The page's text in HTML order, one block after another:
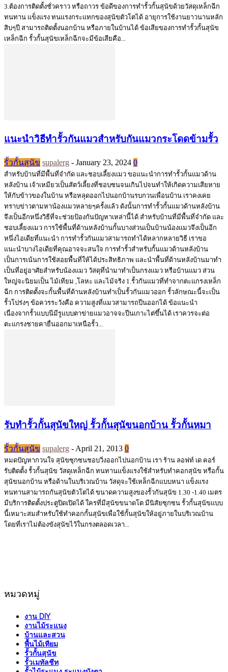
3.ต้องการติดตั้งชั่วคราว หรือถาวร ข้อดีของการทำรั้วกั้นสุนัขด้วยวัสดุเหล็กฉีก
ทนทาน แข็งแรง ทนแรงกระแทกของสุนัขตัวโตได้ อายุการใช้งานยาวนานหลัก
สิบๆปี สามารถติดตั้งนอกบ้าน หรือภายในบ้านได้ ข้อเสียของการทำรั้วกั้นสุนัข
เหล็กฉีก รั้วกั้นสุนัขเหล็กฉีกจะมีข้อเสียคือ...
แนะนำวิธีทำรั้วกันแมวสำหรับกันแมวกระโดดข้ามรั้ว
รั้วกั้นสุนัข supalerg - January 23, 2024 0
สำหรับบ้านที่มีพื้นที่จำกัด และชอบเลี้ยงแมว ขอแนะนำการทำรั้วกั้นแมวด้าน
หลังบ้าน เจ้าเหมียวเป็นสัตว์เลี้ยงที่ชอบซนจนเกินไปจนทำให้เกิดความเสียหาย
ให้กับข้าวของในบ้าน หรือหลุดออกไปนอกบ้านรบกวนเพื่อนบ้าน เราคงเคย
ทราบข่าวตามหาน้องแมวหลายๆครั้งแล้ว ดังนั้นการทำรั้วกั้นแมวด้านหลังบ้าน
จึงเป็นอีกหนึ่งวิธีที่จะช่วยป้องกันปัญหาเหล่านี้ได้ สำหรับบ้านที่มีพื้นที่จำกัด และ
ชอบเลี้ยงแมว การใช้พื้นที่ด้านหลังบ้านกั้นบางส่วนเป็นบ้านน้องแมวจึงเป็นอีก
หนึ่งไอเดียที่แนะนำ การทำรั้วกันแมวสามารถทำได้หลากหลายวิธี เราขอ
แนะนำบางไอเดียที่คุณอาจจะสนใจ การทำรั้วสำหรับกั้นแมวด้านหลังบ้าน
เป็นการเน้นการใช้สอยพื้นที่ให้ได้ประสิทธิภาพ และนำพื้นที่ด้านหลังบ้านมาทำ
เป็นที่อยู่อาศัยสำหรับน้องแมว วัสดุที่นำมาทำเป็นกรงแมว หรือบ้านแมว ส่วน
ใหญ่จะนิยมเป็น ไม้เทียม ,โลหะ และไม้จริง 1.รั้วกันแมวที่ทำจากตะแกรงเหล็ก
ฉีก การติดตั้งจะกั้นพื้นที่ด้านหลังบ้านทำเป็นรั้วกันแมวออก รั้วลักษณะนี้จะเป็น
รั้วโปร่งๆ ข้อควรระวังคือ ความสูงที่แมวสามารถปีนออกได้ ข้อแนะนำ
เนื่องจากรั้วแบบนีมีรูแบบตาข่ายแมวอาจจะปีนเกาะไต่ขึ้นได้ เราควรจะต่อ
ตะแกรงชายคายื่นออกมาเหนือรั้ว...
รับทำรั้วกั้นสุนัขใหญ่ รั้วกั้นสุนัขนอกบ้าน รั้วกั้นหมา
รั้วกั้นสุนัข supalerg - April 21, 2013 0
หมดปัญหากวนใจ สุนัขซุกซนชอบวิ่งออกไปนอกบ้าน เรา ร้าน ลอฟท์ เด คอร์
รับติดตั้ง รั้วกั้นสุนัข วัสดุเหล็กฉีก ทนทานแข็งแรงใช้สำหรับทำคอกสุนัข หรือกั้น
สุนัขนอกบ้าน หรือด้านในบริเวณบ้าน วัสดุจะใช้เหล็กฉีกแบบหนา แข็งแรง
ทนทานสามารถกันสุนัขตัวโตได้ ขนาดความสูงของรั้วกันสุนัข 1.30 -1.40 เมตร
มีบริการติดตั้งประตูปิดเปิดได้ ใครที่มีสุนัขขนาดโต มีนิสัยซุกซน รั้วกั้นสุนัขแบบ
นี้เหมาะสมสำหรับใช้ทำคอกกั้นสุนัขเพื่อใช้กั้นสุนัขให้อยู่ภายในบริเวณบ้าน
โดยที่เราไม่ต้องขังสุนัขไว้ในกรงตลอดเวลา...
หมวดหมู่
งาน DIY
งานไม้ระแนง
บ้านและสวน
พื้นไม้เทียม
รั้วกั้นสุนัข
รั้วเมทัลชีท